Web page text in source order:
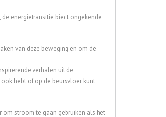
energietransitie biedt ongekende
van deze beweging en om de
verhalen uit de
hebt of op de beursvloer kunt
om stroom te gaan gebruiken als het